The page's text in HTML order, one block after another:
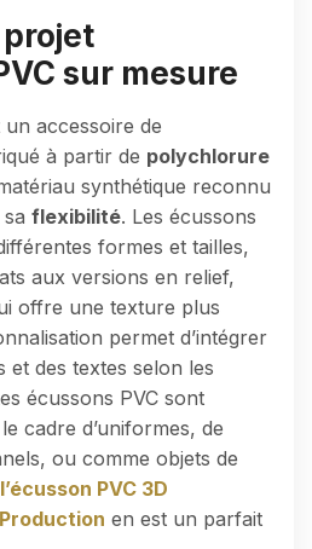
projet
sur mesure
un accessoire de
à partir de polychlorure
synthétique reconnu
flexibilité. Les écussons
formes et tailles,
aux versions en relief,
offre une texture plus
permet d’intégrer
et des textes selon les
écussons PVC sont
cadre d’uniformes, de
ou comme objets de
PVC 3D
en est un parfait